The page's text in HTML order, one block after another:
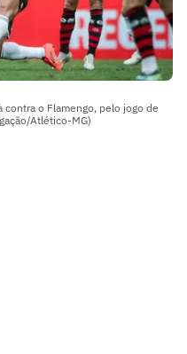
o Flamengo, pelo jogo de
Atlético-MG)